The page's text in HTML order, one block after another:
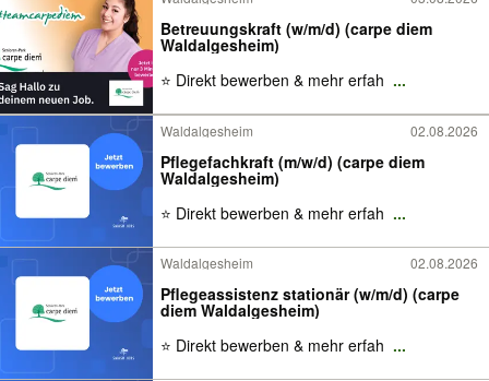
Betreuungskraft (w/m/d) (carpe diem
Waldalgesheim)
⭐ Direkt bewerben & mehr erfah ...
Waldalgesheim 02.08.2026
Pflegefachkraft (m/w/d) (carpe diem
Waldalgesheim)
⭐ Direkt bewerben & mehr erfah ...
Waldalgesheim 02.08.2026
Pflegeassistenz stationär (w/m/d) (carpe
diem Waldalgesheim)
⭐ Direkt bewerben & mehr erfah ...